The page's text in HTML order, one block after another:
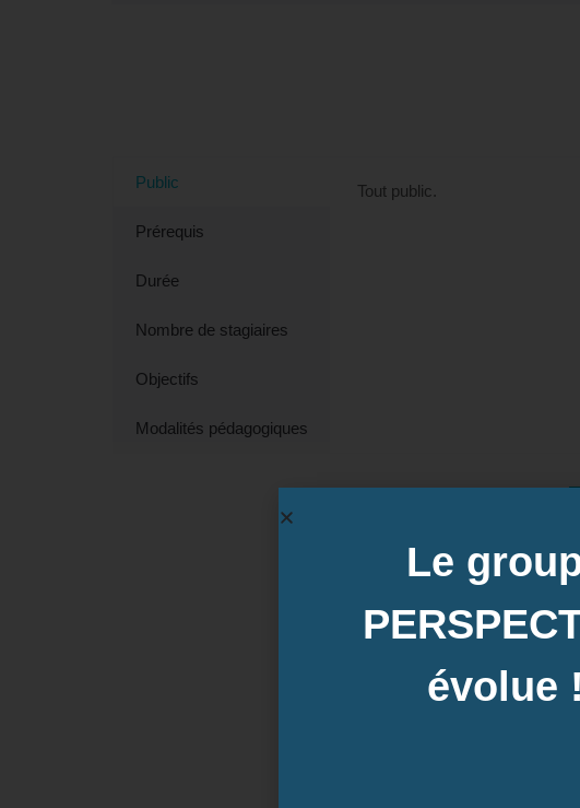
Public
Prérequis
Durée
Nombre de stagiaires
Objectifs
Modalités pédagogiques
Tout public.
(Nice,
Le
évolue !